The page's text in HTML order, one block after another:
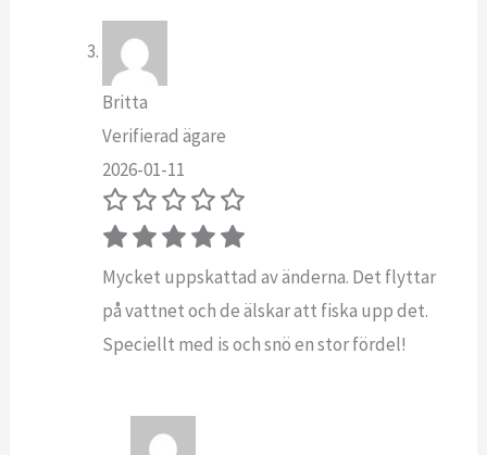
Britta
Verifierad ägare
2026-01-11
Mycket uppskattad av änderna. Det flyttar
på vattnet och de älskar att fiska upp det.
Speciellt med is och snö en stor fördel!